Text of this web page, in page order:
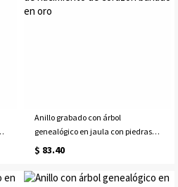
Anillo grabado con árbol
genealógico en jaula con piedras
de nacimiento de corazón bañado
$ 83.40